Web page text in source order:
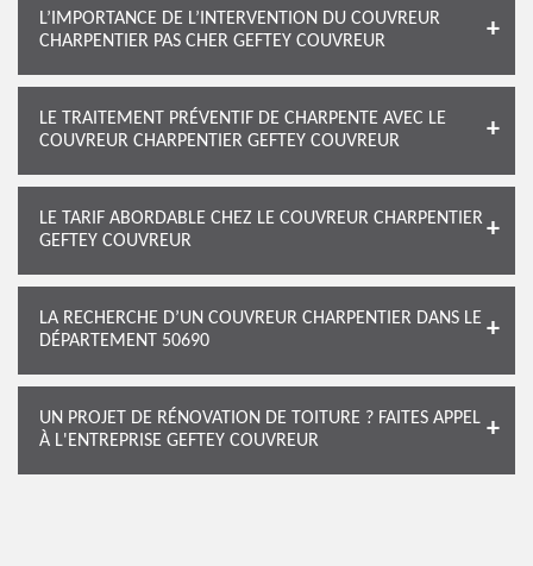
L’IMPORTANCE DE L’INTERVENTION DU COUVREUR
CHARPENTIER PAS CHER GEFTEY COUVREUR
LE TRAITEMENT PRÉVENTIF DE CHARPENTE AVEC LE
COUVREUR CHARPENTIER GEFTEY COUVREUR
LE TARIF ABORDABLE CHEZ LE COUVREUR CHARPENTIER
GEFTEY COUVREUR
LA RECHERCHE D’UN COUVREUR CHARPENTIER DANS LE
DÉPARTEMENT 50690
UN PROJET DE RÉNOVATION DE TOITURE ? FAITES APPEL
À L'ENTREPRISE GEFTEY COUVREUR